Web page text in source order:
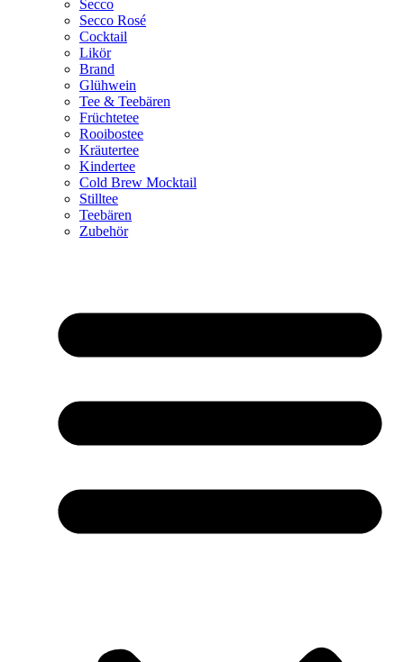
Secco
Secco Rosé
Cocktail
Likör
Brand
Glühwein
Tee & Teebären
Früchtetee
Rooibostee
Kräutertee
Kindertee
Cold Brew Mocktail
Stilltee
Teebären
Zubehör